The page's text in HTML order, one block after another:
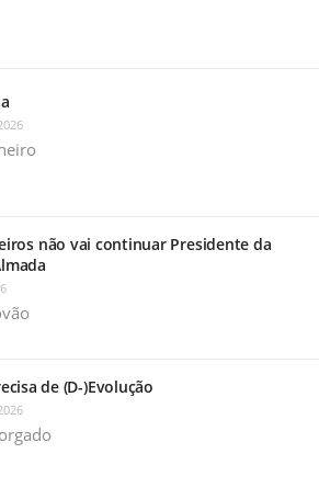
não vai continuar Presidente da
de (D-)Evolução